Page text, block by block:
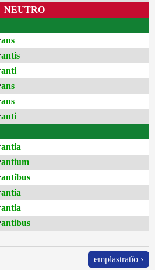
NEUTRO
ans
antis
anti
ans
ans
anti
antia
antium
antibus
antia
antia
antibus
emplastrātĭo ›